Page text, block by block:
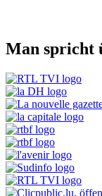
Man spricht